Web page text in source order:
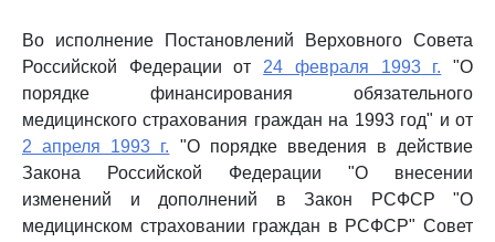
Во исполнение Постановлений Верховного Совета
Российской Федерации от 24 февраля 1993 г. "О
порядке финансирования обязательного
медицинского страхования граждан на 1993 год" и от
2 апреля 1993 г. "О порядке введения в действие
Закона Российской Федерации "О внесении
изменений и дополнений в Закон РСФСР "О
медицинском страховании граждан в РСФСР" Совет